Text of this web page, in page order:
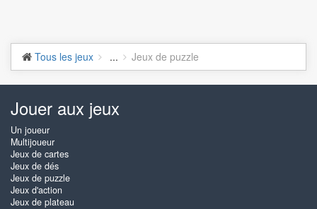
Tous les jeux ... Jeux de puzzle
Jouer aux jeux
Un joueur
Multijoueur
Jeux de cartes
Jeux de dés
Jeux de puzzle
Jeux d'action
Jeux de plateau